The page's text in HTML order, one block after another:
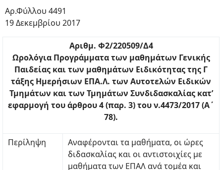
Αρ.Φύλλου 4491
19 Δεκεμβρίου 2017
Αριθμ. Φ2/220509/Δ4
Ωρολόγια Προγράμματα των μαθημάτων Γενικής
Παιδείας και των μαθημάτων Ειδικότητας της Γ
τάξης Ημερήσιων ΕΠΑ.Λ. των Αυτοτελών Ειδικών
Τμημάτων και των Τμημάτων Συνδιδασκαλίας κατ’
εφαρμογή του άρθρου 4 (παρ. 3) του ν.4473/2017 (Α΄
78).
Περίληψη
Αναφέρονται τα μαθήματα, οι ώρες
διδασκαλίας και οι αντιστοιχίες με
μαθήματα των ΕΠΑΛ ανά τομέα και